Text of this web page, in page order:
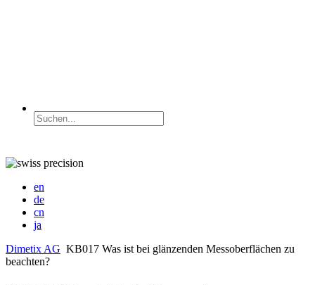
en
de
cn
ja
Dimetix AG KB017 Was ist bei glänzenden Messoberflächen zu
beachten?